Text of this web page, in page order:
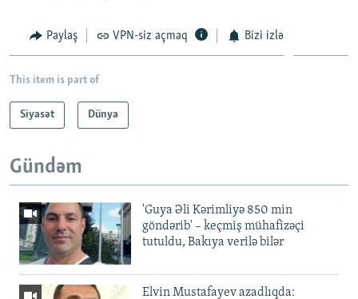
Paylaş VPN-siz açmaq Bizi izlə
This item is part of
Siyasət Dünya
Gündəm
'Guya Əli Kərimliyə 850 min
göndərib' – keçmiş mühafizəçi
tutuldu, Bakıya verilə bilər
Elvin Mustafayev azadlıqda: